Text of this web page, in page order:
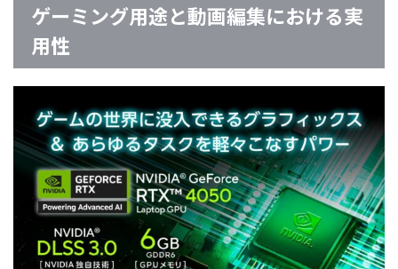
ゲーミング用途と動画編集における実
用性